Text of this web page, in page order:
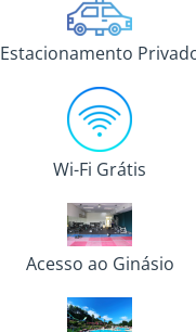
Estacionamento
Wi-Fi Grátis
Acesso ao Ginásio